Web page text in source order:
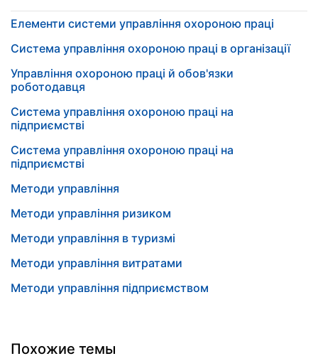
Елементи системи управління охороною праці
Система управління охороною праці в організації
Управління охороною праці й обов'язки
роботодавця
Система управління охороною праці на
підприємстві
Система управління охороною праці на
підприємстві
Методи управління
Методи управління ризиком
Методи управління в туризмі
Методи управління витратами
Методи управління підприємством
Похожие темы